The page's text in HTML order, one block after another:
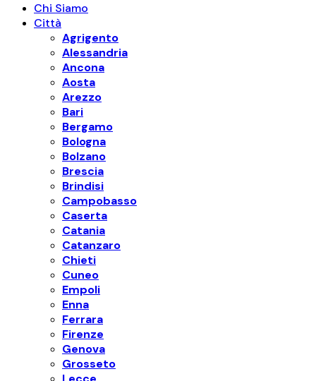
Chi Siamo
Città
Agrigento
Alessandria
Ancona
Aosta
Arezzo
Bari
Bergamo
Bologna
Bolzano
Brescia
Brindisi
Campobasso
Caserta
Catania
Catanzaro
Chieti
Cuneo
Empoli
Enna
Ferrara
Firenze
Genova
Grosseto